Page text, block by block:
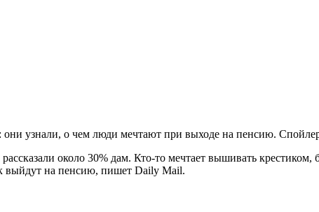
узнали, о чем люди мечтают при выходе на пенсию.
около 30% дам. Кто-то мечтает вышивать крестиком,
выйдут на пенсию, пишет Daily Mail.